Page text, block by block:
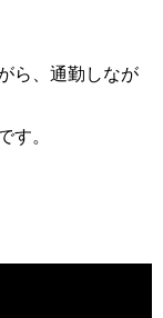
ら、通勤しなが
す。